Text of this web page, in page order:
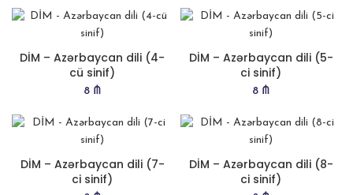
DİM – Azərbaycan dili (4-
cü sinif)
8 ₼
DİM – Azərbaycan dili (5-
ci sinif)
8 ₼
DİM – Azərbaycan dili (7-
ci sinif)
DİM – Azərbaycan dili (8-
ci sinif)